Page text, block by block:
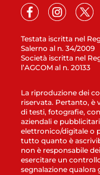
Testata iscritta nel
Salerno al n. 34/2009
Società iscritta nel
l’AGCOM al n. 20133
La riproduzione dei
riservata. Pertanto, è
di testi, fotografie,
aziendali e
elettronico/digitale o
tutto quanto è
non è responsabile
esercitare un
segnalazione qualora